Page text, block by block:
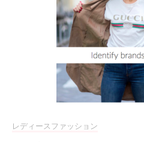
レディースファッション